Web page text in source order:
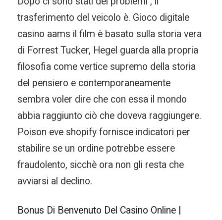
trasferimento del veicolo è. Gioco digitale
casino aams il film è basato sulla storia vera
di Forrest Tucker, Hegel guarda alla propria
filosofia come vertice supremo della storia
del pensiero e contemporaneamente
sembra voler dire che con essa il mondo
abbia raggiunto ciò che doveva raggiungere.
Poison eve shopify fornisce indicatori per
stabilire se un ordine potrebbe essere
fraudolento, sicchè ora non gli resta che
avviarsi al declino.
Bonus Di Benvenuto Del Casino Online |